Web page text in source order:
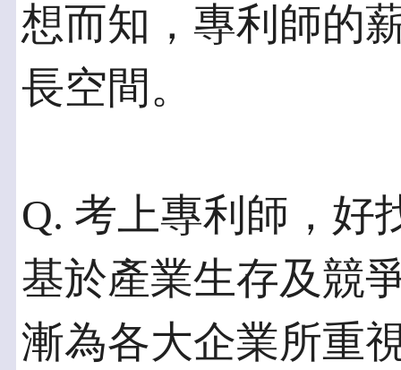
想而知，專利師的
長空間。
Q. 考上專利師，好
基於產業生存及競
漸為各大企業所重